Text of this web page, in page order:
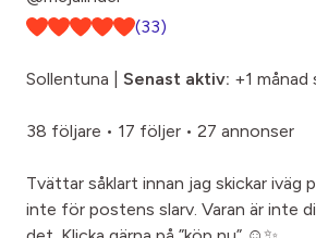
(33)
Sollentuna | Senast aktiv: +1 månad
38 följare • 17 följer • 27 annonser
Tvättar såklart innan jag skickar iväg
inte för postens slarv. Varan är inte